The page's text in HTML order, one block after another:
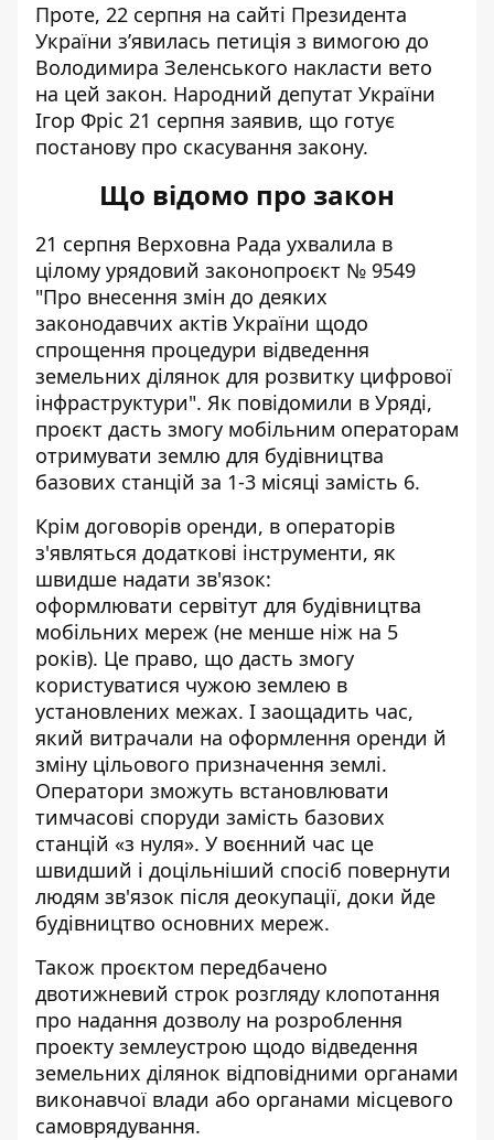
Проте, 22 серпня на сайті Президента
України з’явилась петиція з вимогою до
Володимира Зеленського накласти вето
на цей закон. Народний депутат України
Ігор Фріс 21 серпня заявив, що готує
постанову про скасування закону.
Що відомо про закон
21 серпня Верховна Рада ухвалила в
цілому урядовий законопроєкт № 9549
"Про внесення змін до деяких
законодавчих актів України щодо
спрощення процедури відведення
земельних ділянок для розвитку цифрової
інфраструктури". Як повідомили в Уряді,
проєкт дасть змогу мобільним операторам
отримувати землю для будівництва
базових станцій за 1-3 місяці замість 6.
Крім договорів оренди, в операторів
з'являться додаткові інструменти, як
швидше надати зв'язок:
оформлювати сервітут для будівництва
мобільних мереж (не менше ніж на 5
років). Це право, що дасть змогу
користуватися чужою землею в
установлених межах. І заощадить час,
який витрачали на оформлення оренди й
зміну цільового призначення землі.
Оператори зможуть встановлювати
тимчасові споруди замість базових
станцій «з нуля». У воєнний час це
швидший і доцільніший спосіб повернути
людям зв'язок після деокупації, доки йде
будівництво основних мереж.
Також проєктом передбачено
двотижневий строк розгляду клопотання
про надання дозволу на розроблення
проекту землеустрою щодо відведення
земельних ділянок відповідними органами
виконавчої влади або органами місцевого
самоврядування.